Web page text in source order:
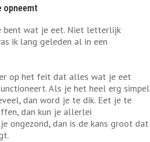
opneemt
bent wat je eet. Niet letterlijk
ik lang geleden al in een
op het feit dat alles wat je eet
Als je het heel erg simpel
dan word je te dik. Eet je te
dan kun je allerlei
ongezond, dan is de kans groot dat